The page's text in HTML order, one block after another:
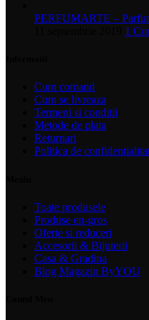
PERFUMARTE –
1
Cum comand
Cum se livreaza
Termeni si conditii
Metode de plata
Returnari
Politica de
Toate produsele
Produse en-gros
Oferte si reduceri
Accesorii & Bijuterii
Casa & Gradina
Blog Magazin ByYOU